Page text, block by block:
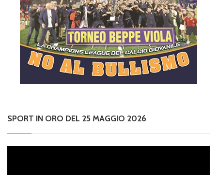
SPORT IN ORO DEL 25 MAGGIO 2026